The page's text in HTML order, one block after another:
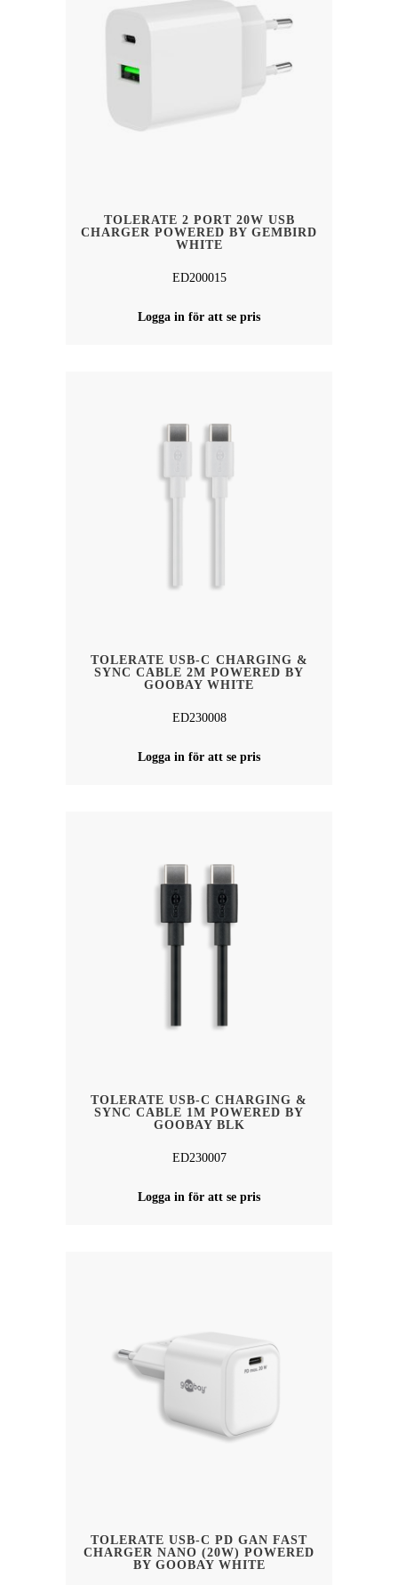
TOLERATE 2 PORT 20W USB
CHARGER POWERED BY GEMBIRD
WHITE
ED200015
Logga in för att se pris
TOLERATE USB-C CHARGING &
SYNC CABLE 2M POWERED BY
GOOBAY WHITE
ED230008
Logga in för att se pris
TOLERATE USB-C CHARGING &
SYNC CABLE 1M POWERED BY
GOOBAY BLK
ED230007
Logga in för att se pris
TOLERATE USB-C PD GAN FAST
CHARGER NANO (20W) POWERED
BY GOOBAY WHITE